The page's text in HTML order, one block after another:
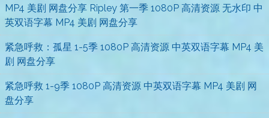
MP4 美剧 网盘分享 Ripley 第一季 1080P 高清资源 无水印 中
英双语字幕 MP4 美剧 网盘分享
紧急呼救：孤星 1-5季 1080P 高清资源 中英双语字幕 MP4 美
剧 网盘分享
紧急呼救 1-9季 1080P 高清资源 中英双语字幕 MP4 美剧 网
盘分享